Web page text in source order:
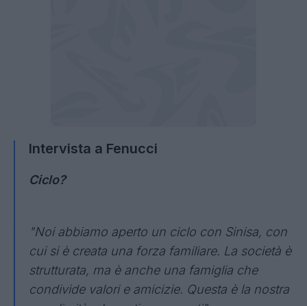
Intervista a Fenucci
Ciclo?
"Noi abbiamo aperto un ciclo con Sinisa, con
cui si è creata una forza familiare. La società è
strutturata, ma è anche una famiglia che
condivide valori e amicizie. Questa è la nostra